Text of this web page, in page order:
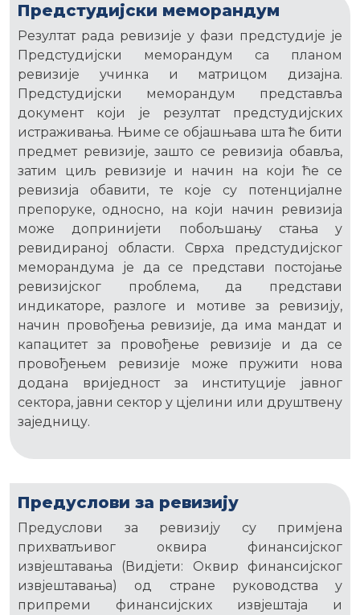
Предстудијски меморандум
Резултат рада ревизије у фази предстудије је
Предстудијски меморандум са планом
ревизије учинка и матрицом дизајна.
Предстудијски меморандум представља
документ који је резултат предстудијских
истраживања. Њиме се објашњава шта ће бити
предмет ревизије, зашто се ревизија обавља,
затим циљ ревизије и начин на који ће се
ревизија обавити, те које су потенцијалне
препоруке, односно, на који начин ревизија
може допринијети побољшању стања у
ревидираној области. Сврха предстудијског
меморандума је да се представи постојање
ревизијског проблема, да представи
индикаторе, разлоге и мотиве за ревизију,
начин провођења ревизије, да има мандат и
капацитет за провођење ревизије и да се
провођењем ревизије може пружити нова
додана вриједност за институције јавног
сектора, јавни сектор у цјелини или друштвену
заједницу.
Предуслови за ревизију
Предуслови за ревизију су примјена
прихватљивог оквира финансијског
извјештавања (Видјети: Оквир финансијског
извјештавања) од стране руководства у
припреми финансијских извјештаја и